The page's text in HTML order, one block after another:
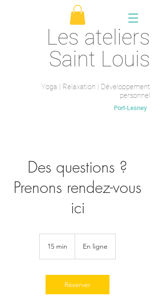
Les ateliers
Saint Louis
Yoga | Relaxation | Développement
personnel
Port-Lesney
Des questions ?
Prenons rendez-vous
ici
15 min
i
n
En ligne
Réserver